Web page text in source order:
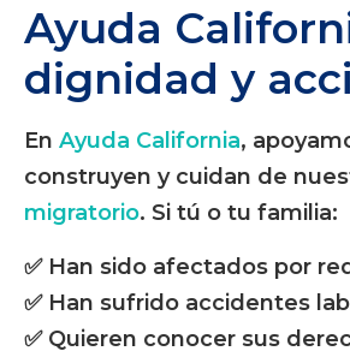
Ayuda
dignidad y
En Ayuda California,
construyen y cuidan de
migratorio. Si tú o tu familia:
✅ Han sido afectados por
✅ Han sufrido accidentes
✅ Quieren conocer sus